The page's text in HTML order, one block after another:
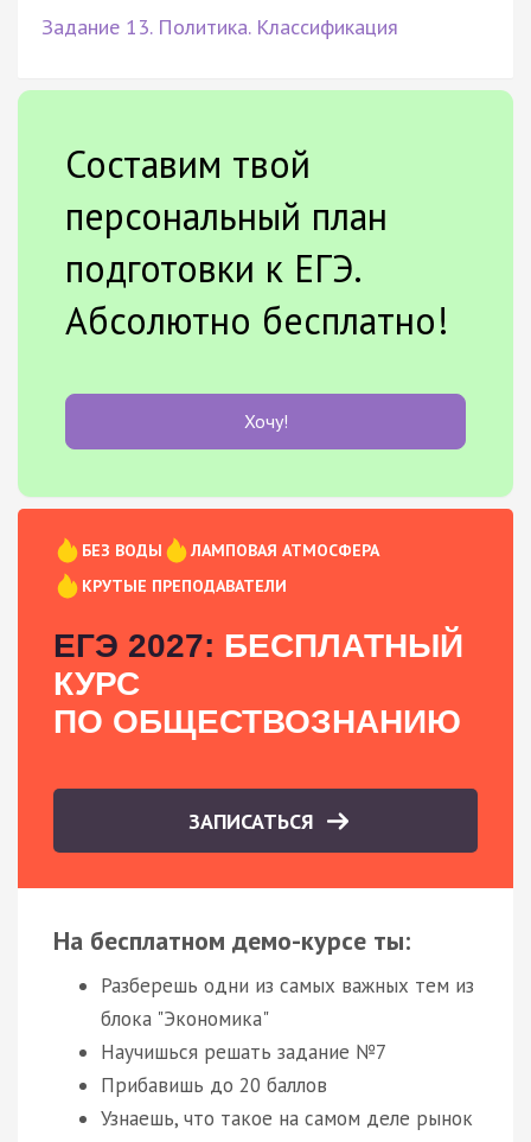
Задание 13. Политика. Классификация
Составим твой
персональный план
подготовки к ЕГЭ.
Абсолютно бесплатно!
Хочу!
БЕЗ ВОДЫ
ЛАМПОВАЯ АТМОСФЕРА
КРУТЫЕ ПРЕПОДАВАТЕЛИ
ЕГЭ 2027: БЕСПЛАТНЫЙ
КУРС
ПО ОБЩЕСТВОЗНАНИЮ
ЗАПИСАТЬСЯ
На бесплатном демо-курсе ты:
Разберешь одни из самых важных тем из
блока "Экономика"
Научишься решать задание №7
Прибавишь до 20 баллов
Узнаешь, что такое на самом деле рынок